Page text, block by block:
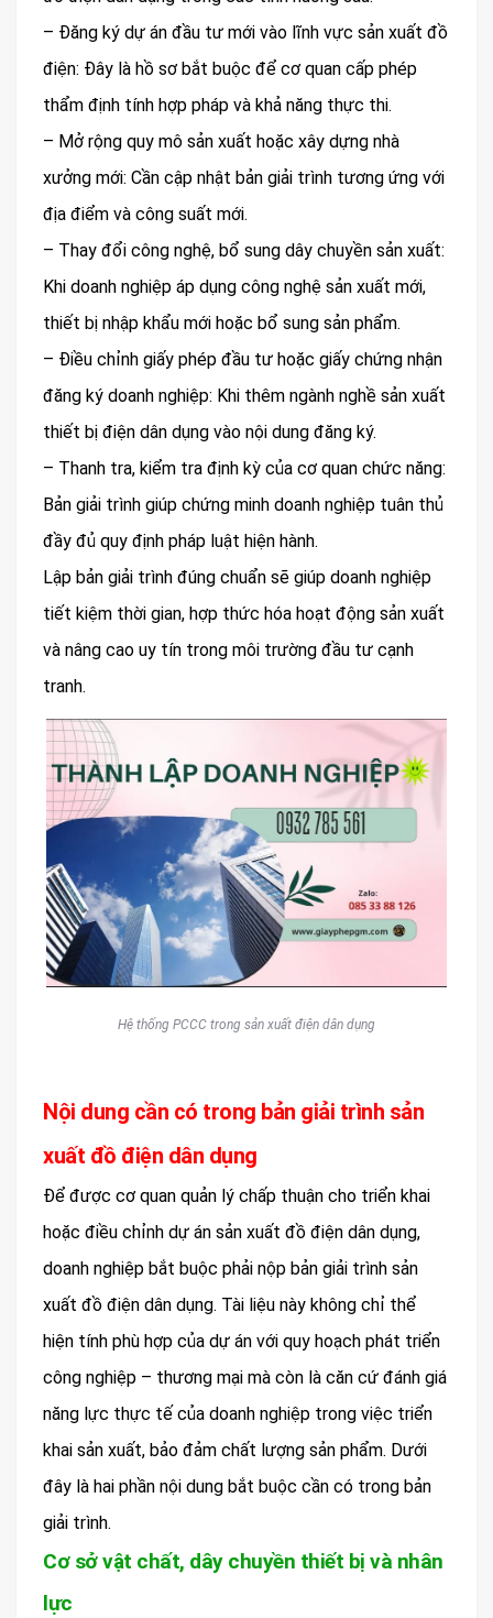
– Đăng ký dự án đầu tư mới vào lĩnh vực sản xuất đồ
điện: Đây là hồ sơ bắt buộc để cơ quan cấp phép
thẩm định tính hợp pháp và khả năng thực thi.
– Mở rộng quy mô sản xuất hoặc xây dựng nhà
xưởng mới: Cần cập nhật bản giải trình tương ứng với
địa điểm và công suất mới.
– Thay đổi công nghệ, bổ sung dây chuyền sản xuất:
Khi doanh nghiệp áp dụng công nghệ sản xuất mới,
thiết bị nhập khẩu mới hoặc bổ sung sản phẩm.
– Điều chỉnh giấy phép đầu tư hoặc giấy chứng nhận
đăng ký doanh nghiệp: Khi thêm ngành nghề sản xuất
thiết bị điện dân dụng vào nội dung đăng ký.
– Thanh tra, kiểm tra định kỳ của cơ quan chức năng:
Bản giải trình giúp chứng minh doanh nghiệp tuân thủ
đầy đủ quy định pháp luật hiện hành.
Lập bản giải trình đúng chuẩn sẽ giúp doanh nghiệp
tiết kiệm thời gian, hợp thức hóa hoạt động sản xuất
và nâng cao uy tín trong môi trường đầu tư cạnh
tranh.
Hệ thống PCCC trong sản xuất điện dân dụng
Nội dung cần có trong bản giải trình sản
xuất đồ điện dân dụng
Để được cơ quan quản lý chấp thuận cho triển khai
hoặc điều chỉnh dự án sản xuất đồ điện dân dụng,
doanh nghiệp bắt buộc phải nộp bản giải trình sản
xuất đồ điện dân dụng. Tài liệu này không chỉ thể
hiện tính phù hợp của dự án với quy hoạch phát triển
công nghiệp – thương mại mà còn là căn cứ đánh giá
năng lực thực tế của doanh nghiệp trong việc triển
khai sản xuất, bảo đảm chất lượng sản phẩm. Dưới
đây là hai phần nội dung bắt buộc cần có trong bản
giải trình.
Cơ sở vật chất, dây chuyền thiết bị và nhân
lực